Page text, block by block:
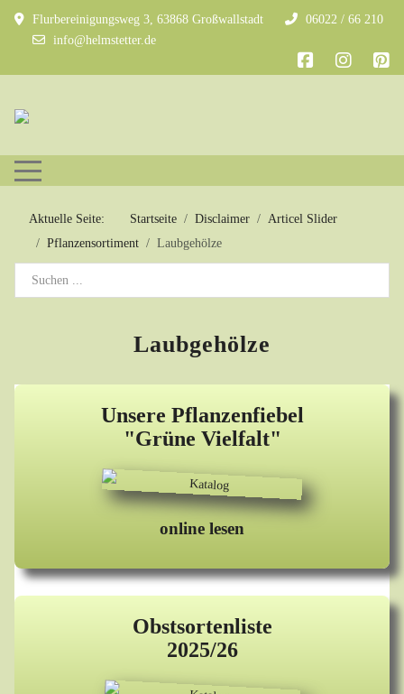
Flurbereinigungsweg 3, 63868 Großwallstadt
06022 / 66 210
info@helmstetter.de
Mobile Menu Toggle
Aktuelle Seite: Startseite Disclaimer
Articel Slider
Pflanzensortiment
Laubgehölze
Unsere Pflanzenfiebel
"Grüne Vielfalt"
online lesen
Obstsortenliste
2025/26
Laubgehölze